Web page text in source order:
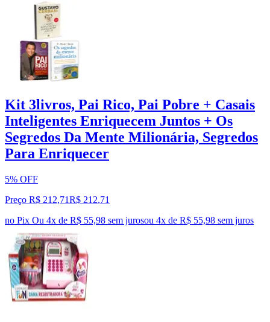
Kit 3livros, Pai Rico, Pai Pobre + Casais
Inteligentes Enriquecem Juntos + Os
Segredos Da Mente Milionária, Segredos
Para Enriquecer
5% OFF
Preço R$ 212,71R$ 212,71
no Pix Ou 4x de R$ 55,98 sem jurosou 4x de R$ 55,98 sem juros